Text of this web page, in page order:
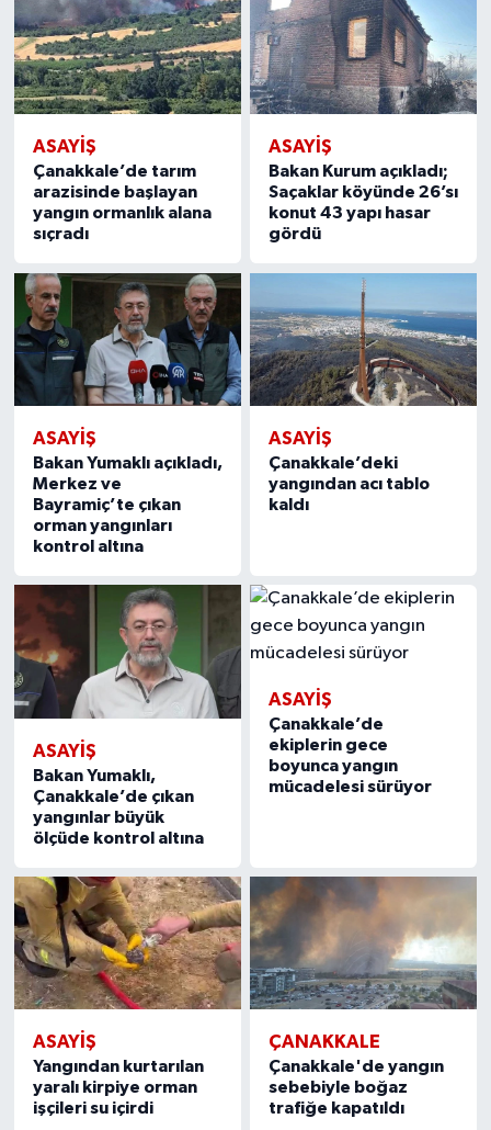
ASAYIŞ
Çanakkale’de tarım
arazisinde başlayan
yangın ormanlık alana
sıçradı
ASAYIŞ
Bakan Kurum açıkladı;
Saçaklar köyünde 26’sı
konut 43 yapı hasar
gördü
ASAYIŞ
Bakan Yumaklı açıkladı,
Merkez ve
Bayramiç’te çıkan
orman yangınları
kontrol altına
ASAYIŞ
Çanakkale’deki
yangından acı tablo
kaldı
ASAYIŞ
Bakan Yumaklı,
Çanakkale’de çıkan
yangınlar büyük
ölçüde kontrol altına
ASAYIŞ
Çanakkale’de
ekiplerin gece
boyunca yangın
mücadelesi sürüyor
ASAYIŞ
Yangından kurtarılan
yaralı kirpiye orman
işçileri su içirdi
ÇANAKKALE
Çanakkale'de yangın
sebebiyle boğaz
trafiğe kapatıldı